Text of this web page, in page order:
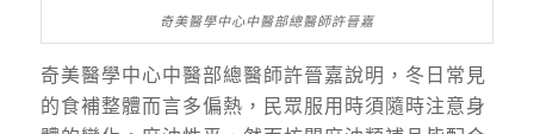
奇美醫學中心中醫部總醫師許晉嘉
奇美醫學中心中醫部總醫師許晉嘉說明，冬日常見
的食補整體而言多偏熱，民眾服用時須隨時注意身